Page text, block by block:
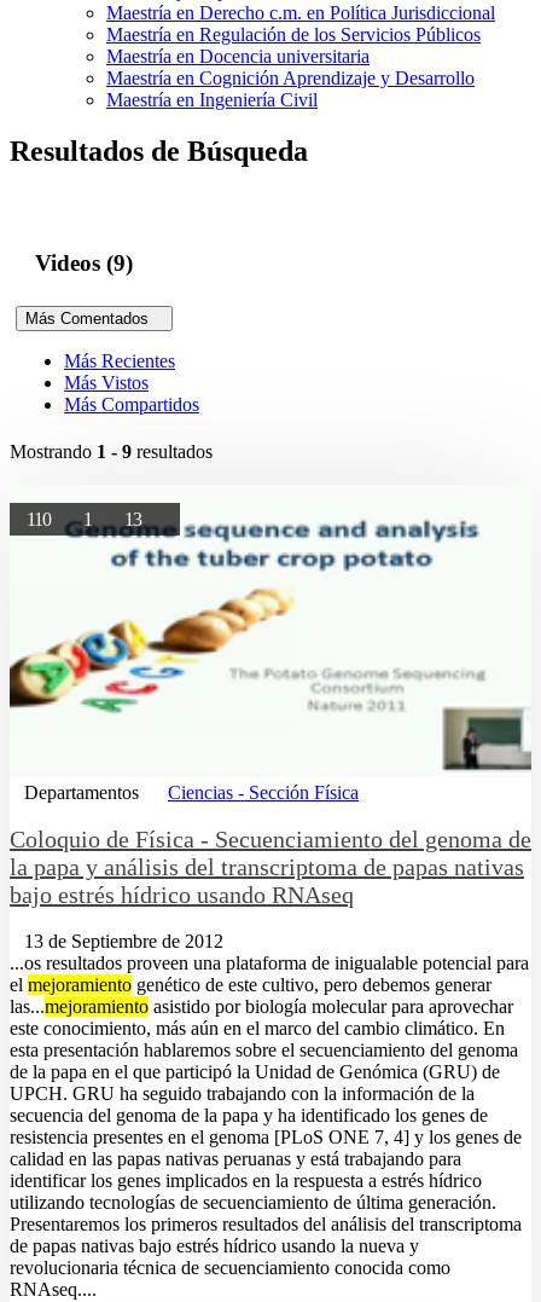
Maestría en Derecho c.m. en Política Jurisdiccional
Maestría en Regulación de los Servicios Públicos
Maestría en Docencia universitaria
Maestría en Cognición Aprendizaje y Desarrollo
Maestría en Ingeniería Civil
Resultados de Búsqueda
Videos (9)
Más Comentados
Más Recientes
Más Vistos
Más Compartidos
Mostrando 1 - 9 resultados
110 1 13
Departamentos Ciencias - Sección Física
Coloquio de Física - Secuenciamiento del genoma de
la papa y análisis del transcriptoma de papas nativas
bajo estrés hídrico usando RNAseq
13 de Septiembre de 2012
...os resultados proveen una plataforma de inigualable potencial para
el mejoramiento genético de este cultivo, pero debemos generar
las...mejoramiento asistido por biología molecular para aprovechar
este conocimiento, más aún en el marco del cambio climático. En
esta presentación hablaremos sobre el secuenciamiento del genoma
de la papa en el que participó la Unidad de Genómica (GRU) de
UPCH. GRU ha seguido trabajando con la información de la
secuencia del genoma de la papa y ha identificado los genes de
resistencia presentes en el genoma [PLoS ONE 7, 4] y los genes de
calidad en las papas nativas peruanas y está trabajando para
identificar los genes implicados en la respuesta a estrés hídrico
utilizando tecnologías de secuenciamiento de última generación.
Presentaremos los primeros resultados del análisis del transcriptoma
de papas nativas bajo estrés hídrico usando la nueva y
revolucionaria técnica de secuenciamiento conocida como
RNAseq....